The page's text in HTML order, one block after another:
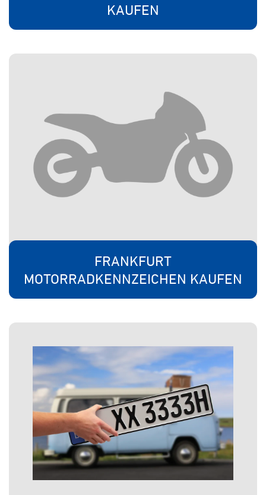
KAUFEN
FRANKFURT
MOTORRADKENNZEICHEN KAUFEN